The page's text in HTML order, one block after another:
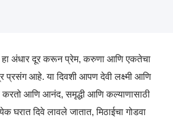
हा अंधार दूर करून प्रेम, करुणा आणि एकतेचा
प्रसंग आहे. या दिवशी आपण देवी लक्ष्मी आणि
करतो आणि आनंद, समृद्धी आणि कल्याणासाठी
घरात दिवे लावले जातात, मिठाईचा गोडवा